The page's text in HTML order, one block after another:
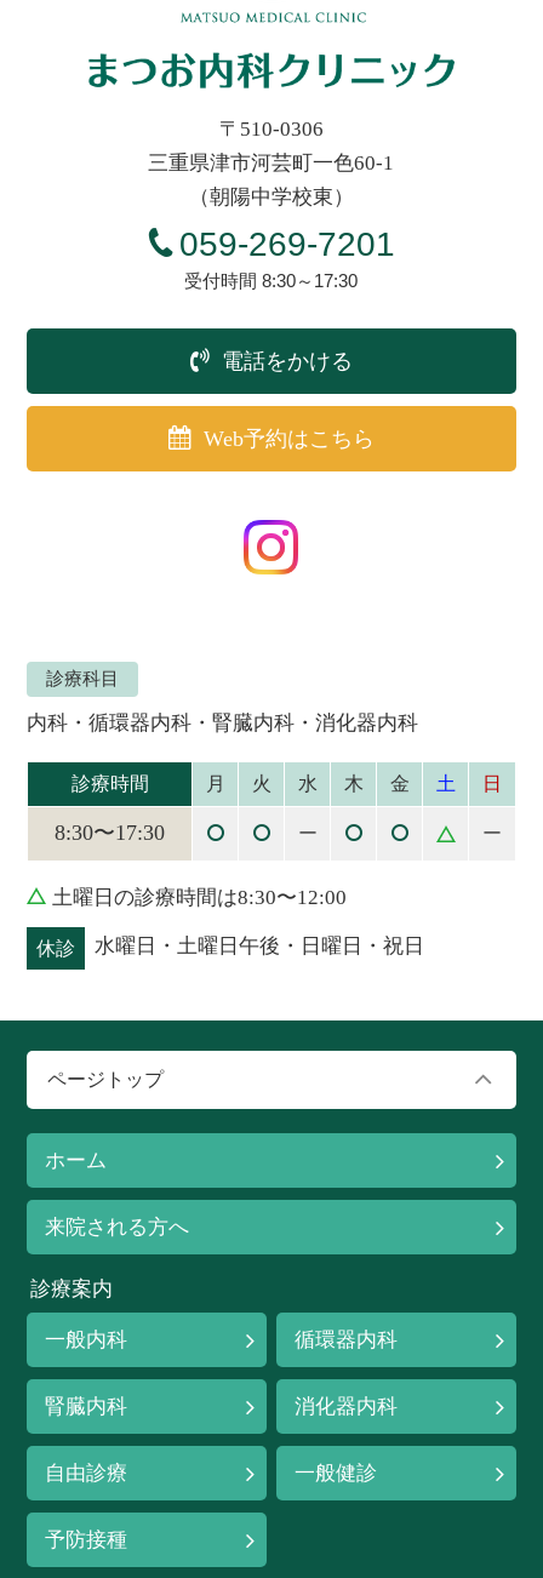
〒510-0306
三重県津市河芸町一色60-1
（朝陽中学校東）
059-269-7201
受付時間 8:30～17:30
電話をかける
Web予約はこちら
診療科目
内科・循環器内科・腎臓内科・消化器内科
診療時間 月 火 水 木 金 土 日
8:30〜17:30 ー ー
土曜日の診療時間は8:30〜12:00
休診 水曜日・土曜日午後・日曜日・祝日
ページトップ
ホーム
来院される方へ
診療案内
一般内科 循環器内科
腎臓内科 消化器内科
自由診療 一般健診
予防接種